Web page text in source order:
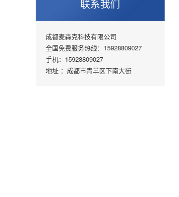
联系我们
成都麦森克科技有限公司
全国免费服务热线：15928809027
手机：15928809027
地址 ：成都市青羊区下南大街